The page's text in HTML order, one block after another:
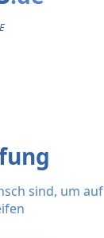
sind, um auf